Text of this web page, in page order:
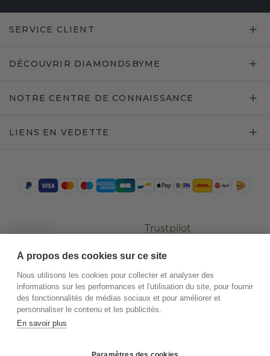
SERVICE CLIENT
DÉCOUVRIR DIAMONDSBYME
NOTRE CENTRE DE CONNAISSANCE
LIENS EN VEDETTE
Trustpilot
.DiamondsByMe
À propos des cookies sur ce site
Nous utilisons les cookies pour collecter et analyser des
informations sur les performances et l'utilisation du site, pour fournir
des fonctionnalités de médias sociaux et pour améliorer et
personnaliser le contenu et les publicités.
En savoir plus